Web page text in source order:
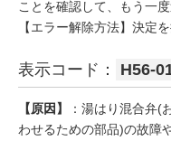
ことを確認して、もう一
【エラー解除方法】決定
表示コード： H56-
【原因】
：湯はり混合弁(
わせるための部品)の故障